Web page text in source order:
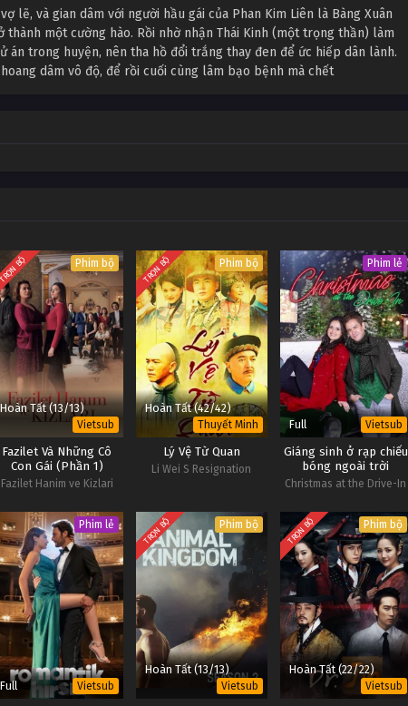
lẽ, và gian dâm với người hầu gái của Phan Kim Liên là Bàng Xuân
thành một cường hào. Rồi nhờ nhận Thái Kinh (một trọng thần) làm
án trong huyện, nên tha hồ đổi trắng thay đen để ức hiếp dân lành.
dâm vô độ, để rồi cuối cùng lâm bạo bệnh mà chết
BỘ Phim bộ
Hoàn Tất (13/13)
Vietsub
Fazilet Và Những Cô
Con Gái (Phần 1)
Fazilet Hanim ve Kizlari
TRỌN BỘ Phim bộ
Hoàn Tất (42/42)
Thuyết Minh
Lý Vệ Từ Quan
Li Wei S Resignation
Phim lẻ
Full Vietsub
Giáng sinh ở rạp chiếu
bóng ngoài trời
Christmas at the Drive-In
Phim lẻ
Full Vietsub
TRỌN BỘ Phim bộ
Hoàn Tất (13/13)
Vietsub
TRỌN BỘ Phim bộ
Hoàn Tất (22/22)
Vietsub